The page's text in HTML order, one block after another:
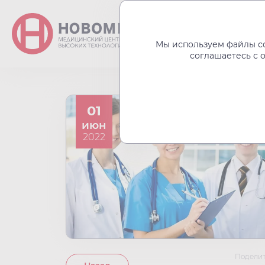
01
июн
2022
Мы используем файлы
соглашаетесь с